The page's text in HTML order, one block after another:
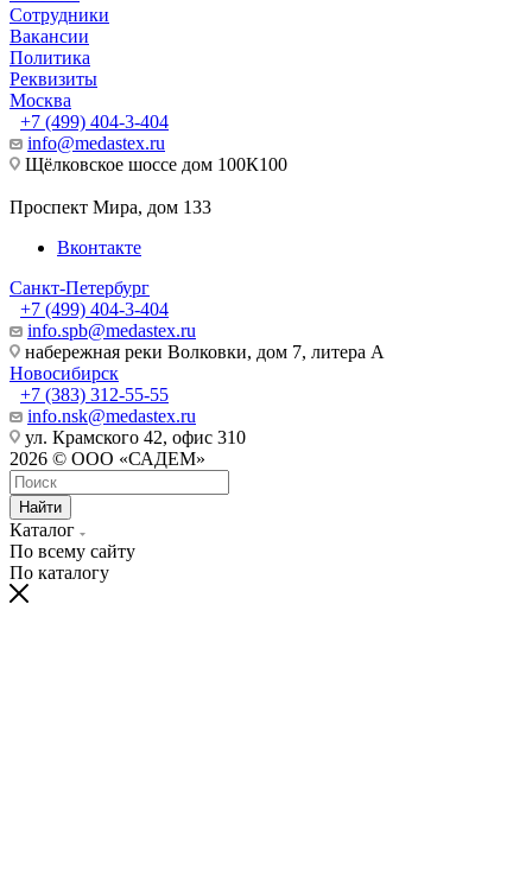
Сотрудники
Вакансии
Политика
Реквизиты
Москва
+7 (499) 404-3-404
info@medastex.ru
Щёлковское шоссе дом 100К100
Проспект Мира, дом 133
Вконтакте
Санкт-Петербург
+7 (499) 404-3-404
info.spb@medastex.ru
набережная реки Волковки, дом 7, литера А
Новосибирск
+7 (383) 312-55-55
info.nsk@medastex.ru
ул. Крамского 42, офис 310
2026 © ООО «САДЕМ»
Найти
Каталог
По всему сайту
По каталогу